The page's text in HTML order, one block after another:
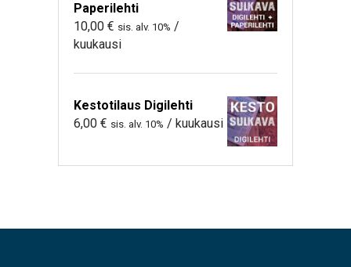
Paperilehti
10,00 € sis. alv. 10% /
kuukausi
Kestotilaus Digilehti
6,00 € sis. alv. 10% / kuukausi